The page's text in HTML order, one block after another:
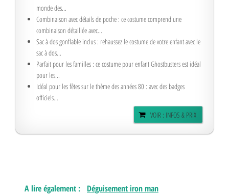
monde des...
Combinaison avec détails de poche : ce costume comprend une
combinaison détaillée avec...
Sac à dos gonflable inclus : rehaussez le costume de votre enfant avec le
sac à dos...
Parfait pour les familles : ce costume pour enfant Ghostbusters est idéal
pour les...
Idéal pour les fêtes sur le thème des années 80 : avec des badges
officiels...
VOIR : INFOS & PRIX
A lire également : Déguisement iron man